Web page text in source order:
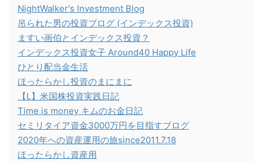
NightWalker's Investment Blog
吊られた男の投資ブログ (インデックス投資)
ますい画伯とインデックス投資？
インデックス投資女子 Around40 Happy Life
ひとり配当金生活
ほったらかし投資のまにまに
【L】米国株投資実践日記
Time is money キムのお金日記
セミリタイア資金3000万円を目指すブログ
2020年への資産運用の旅since2011.7.18
ほったらかし資産用